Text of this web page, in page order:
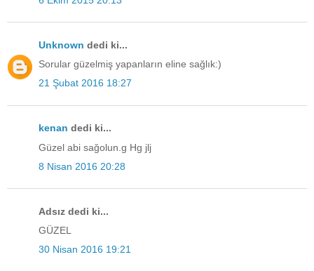
Unknown dedi ki...
Sorular güzelmiş yapanların eline sağlık:)
21 Şubat 2016 18:27
kenan dedi ki...
Güzel abi sağolun.g Hg jlj
8 Nisan 2016 20:28
Adsız dedi ki...
GÜZEL
30 Nisan 2016 19:21